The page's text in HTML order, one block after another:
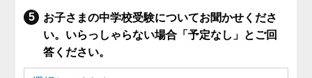
お子さまの中学校受験についてお聞かせくださ
い。いらっしゃらない場合「予定なし」とご回
答ください。